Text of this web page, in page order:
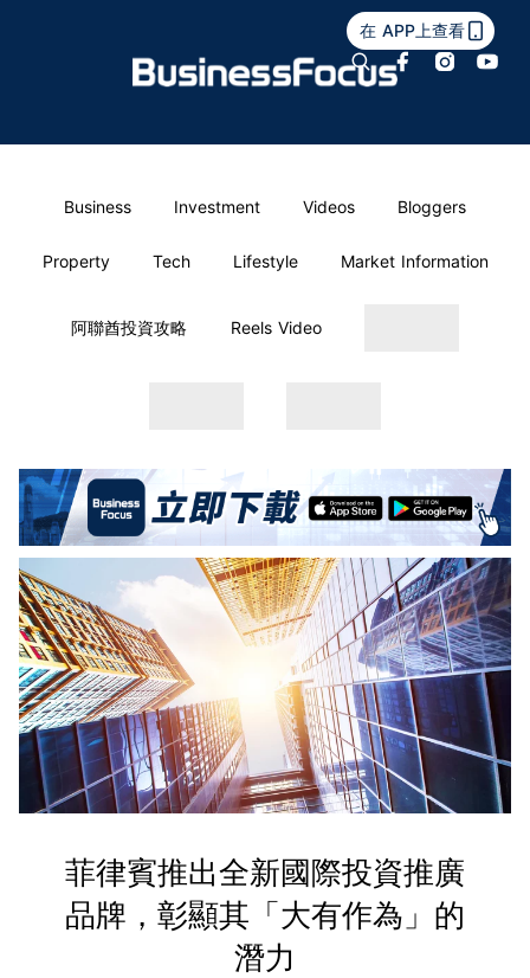
在 APP上查看
Business Investment Videos Bloggers
Property Tech Lifestyle Market Information
阿聯酋投資攻略 Reels Video
菲律賓推出全新國際投資推廣
品牌，彰顯其「大有作為」的
潛力